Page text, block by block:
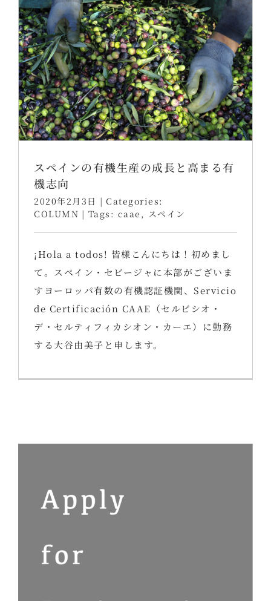
スペインの有機生産の成長と高まる有
機志向
2020年2月3日 | Categories:
COLUMN | Tags: caae , スペイン
¡Hola a todos! 皆様こんにちは！初めまし
て。スペイン・セビージャに本部がございま
すヨーロッパ有数の有機認証機関、Servicio
de Certificación CAAE（セルビシオ・
デ・セルティフィカシオン・カーエ）に勤務
する大谷由美子と申します。